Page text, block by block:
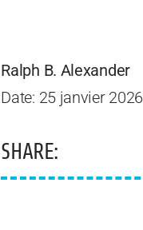
Ralph B. Alexander
Date: 25 janvier 2026
SHARE: